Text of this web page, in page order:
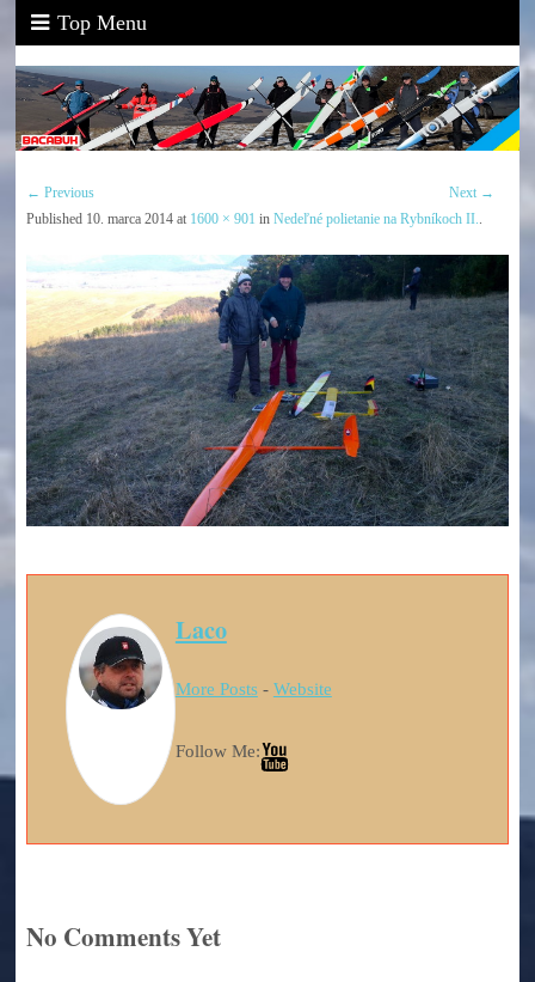
Top Menu
← Previous
Next →
Published 10. marca 2014at 1600 × 901 in Nedeľné polietanie na Rybníkoch II..
Laco
More Posts- Website
Follow Me:
No Comments Yet